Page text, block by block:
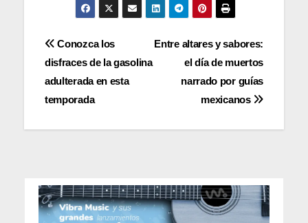
Navegación
de
entradas
Entre altares y sabores:
el día de muertos
narrado por guías
mexicanos
Conozca los
disfraces de la gasolina
adulterada en esta
temporada